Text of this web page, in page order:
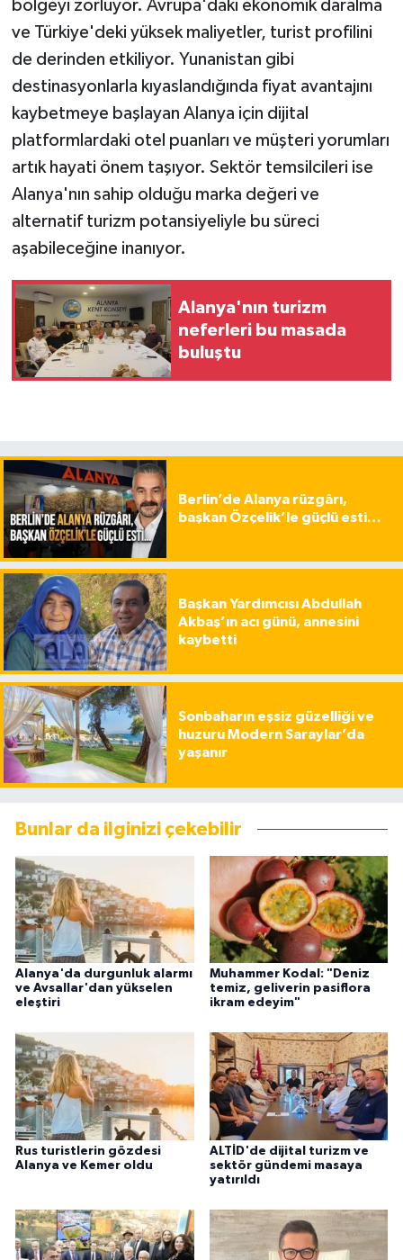
bölgeyi zorluyor. Avrupa'daki ekonomik daralma
ve Türkiye'deki yüksek maliyetler, turist profilini
de derinden etkiliyor. Yunanistan gibi
destinasyonlarla kıyaslandığında fiyat avantajını
kaybetmeye başlayan Alanya için dijital
platformlardaki otel puanları ve müşteri yorumları
artık hayati önem taşıyor. Sektör temsilcileri ise
Alanya'nın sahip olduğu marka değeri ve
alternatif turizm potansiyeliyle bu süreci
aşabileceğine inanıyor.
Alanya'nın turizm
neferleri bu masada
buluştu
Berlin’de Alanya rüzgârı,
başkan Özçelik’le güçlü esti…
Başkan Yardımcısı Abdullah
Akbaş’ın acı günü, annesini
kaybetti
Sonbaharın eşsiz güzelliği ve
huzuru Modern Saraylar’da
yaşanır
Bunlar da ilginizi çekebilir
Alanya'da durgunluk alarmı
ve Avsallar'dan yükselen
eleştiri
Muhammer Kodal: "Deniz
temiz, geliverin pasiflora
ikram edeyim"
Rus turistlerin gözdesi
Alanya ve Kemer oldu
ALTİD'de dijital turizm ve
sektör gündemi masaya
yatırıldı